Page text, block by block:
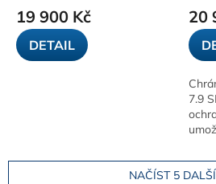
19 900 Kč
DETAIL
20
7.9
NAČÍST 5